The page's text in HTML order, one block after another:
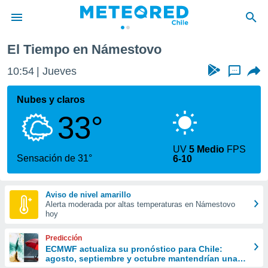
de
por
que se
calidad.
a este
las
y
forma
digital
basada
El Tiempo en Námestovo
10:54 Jueves ...
Nubes y claros
33°
Sensación de 31°
UV5 Medio FPS
6-10
Aviso de nivel amarillo
Alerta moderada por altas temperaturas en Námestovo
hoy
Predicción
ECMWF actualiza su pronóstico para Chile:
agosto, septiembre y octubre mantendrían una